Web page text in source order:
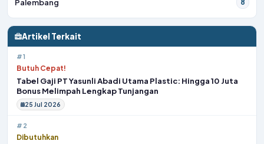
8
Artikel Terkait
#1
Butuh Cepat!
Tabel Gaji PT Yasunli Abadi Utama Plastic: Hingga 10 Juta
Bonus Melimpah Lengkap Tunjangan
25 Jul 2026
#2
Dibutuhkan